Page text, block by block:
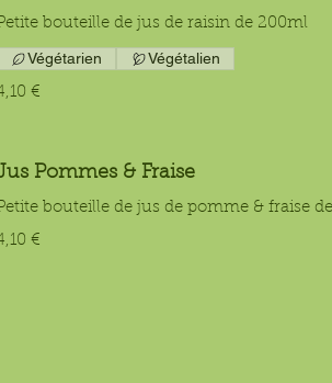
bouteille de jus de raisin de 200ml
€
Végétarien Végétalien
Pommes & Fraise
bouteille de jus de pomme & fraise
€